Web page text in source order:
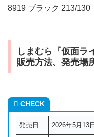
8919 ブラック 213/130
しまむら『仮面
販売方法、発売場
CHECK
発売日 2026年5月13